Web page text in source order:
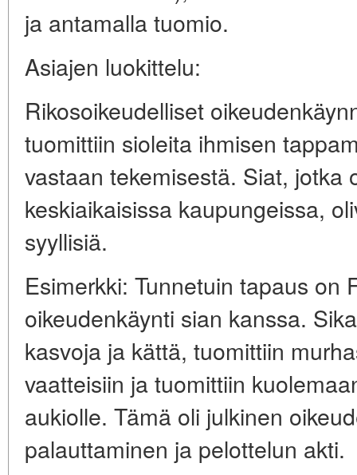
ja antamalla tuomio.
Asiajen luokittelu:
Rikosoikeudelliset
tuomittiin sioleita ihmisen
vastaan tekemisestä. Siat, jotka
keskiaikaisissa kaupungeissa,
syyllisiä.
Esimerkki: Tunnetuin tapaus on
oikeudenkäynti sian kanssa.
kasvoja ja kättä, tuomittiin
vaatteisiin ja tuomittiin
aukiolle. Tämä oli julkinen
palauttaminen ja pelottelun akti.